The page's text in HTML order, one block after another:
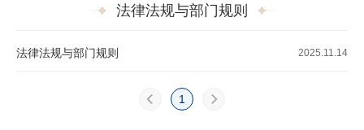
法律法规与部门规则
法律法规与部门规则 2025.11.14
1